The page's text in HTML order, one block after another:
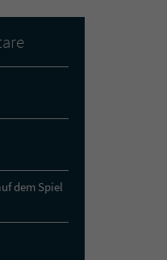
dem Spiel